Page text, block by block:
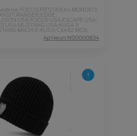
:FOCUS;FIESTA;KA+;MONDEO;
RANGER;EDGE;
USA;FOCUS USA;ESCAPE USA;
USA;MUSTANG USA;KUGA 3;
MACH-E;KUGA CX482 MCA;
Артикул:N00000834